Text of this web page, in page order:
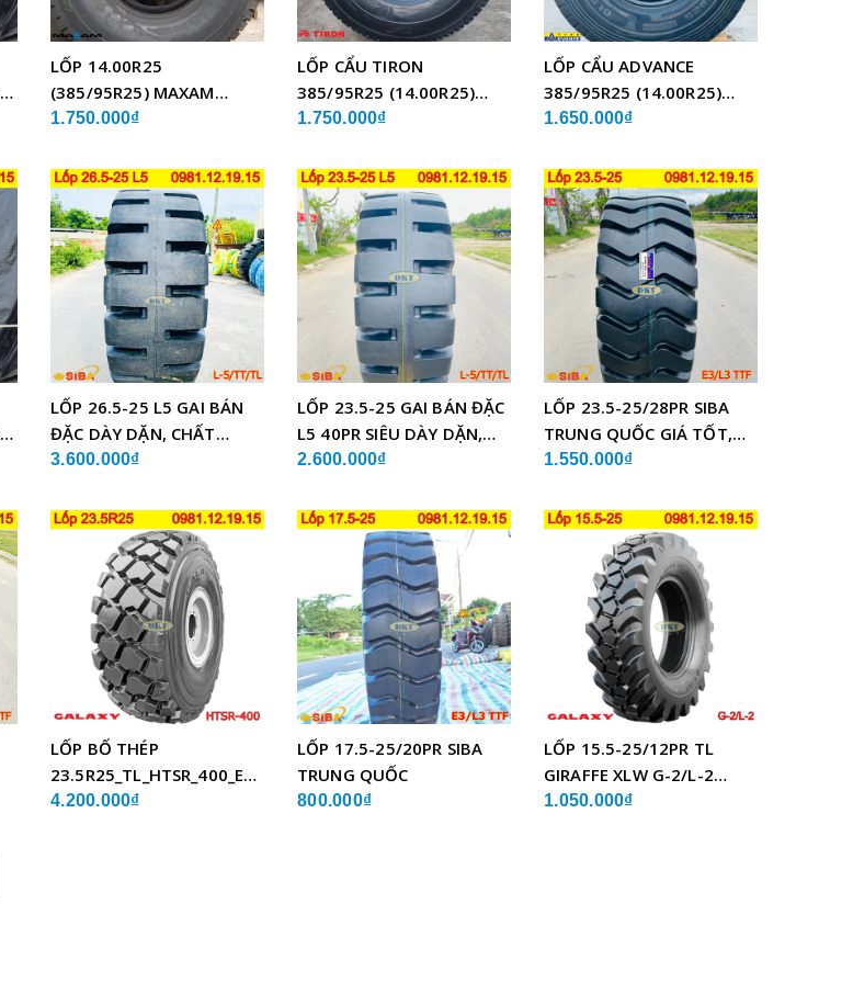
LỐP 14.00R25
(385/95R25) MAXAM
MSVO1 BỐ THÉP LẮP XE
1.750.000₫
LỐP CẨU TIRON
385/95R25 (14.00R25)
TCH21 BỐ THÉP
1.750.000₫
LỐP CẨU ADVANCE
385/95R25 (14.00R25)
GLB05 BỐ THÉP
1.650.000₫
LỐP 26.5-25 L5 GAI BÁN
ĐẶC DÀY DẶN, CHẤT
LƯỢNG
3.600.000₫
LỐP 23.5-25 GAI BÁN ĐẶC
L5 40PR SIÊU DÀY DẶN,
CHẤT LƯỢNG
2.600.000₫
LỐP 23.5-25/28PR SIBA
TRUNG QUỐC GIÁ TỐT,
SIÊU BỀN
1.550.000₫
LỐP BỐ THÉP
23.5R25_TL_HTSR_400_E4/L4_GALAXY
ẤN ĐỘ
4.200.000₫
LỐP 17.5-25/20PR SIBA
TRUNG QUỐC
800.000₫
LỐP 15.5-25/12PR TL
GIRAFFE XLW G-2/L-2
GALAXY ẤN ĐỘ
1.050.000₫